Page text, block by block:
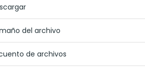
del archivo
de archivos